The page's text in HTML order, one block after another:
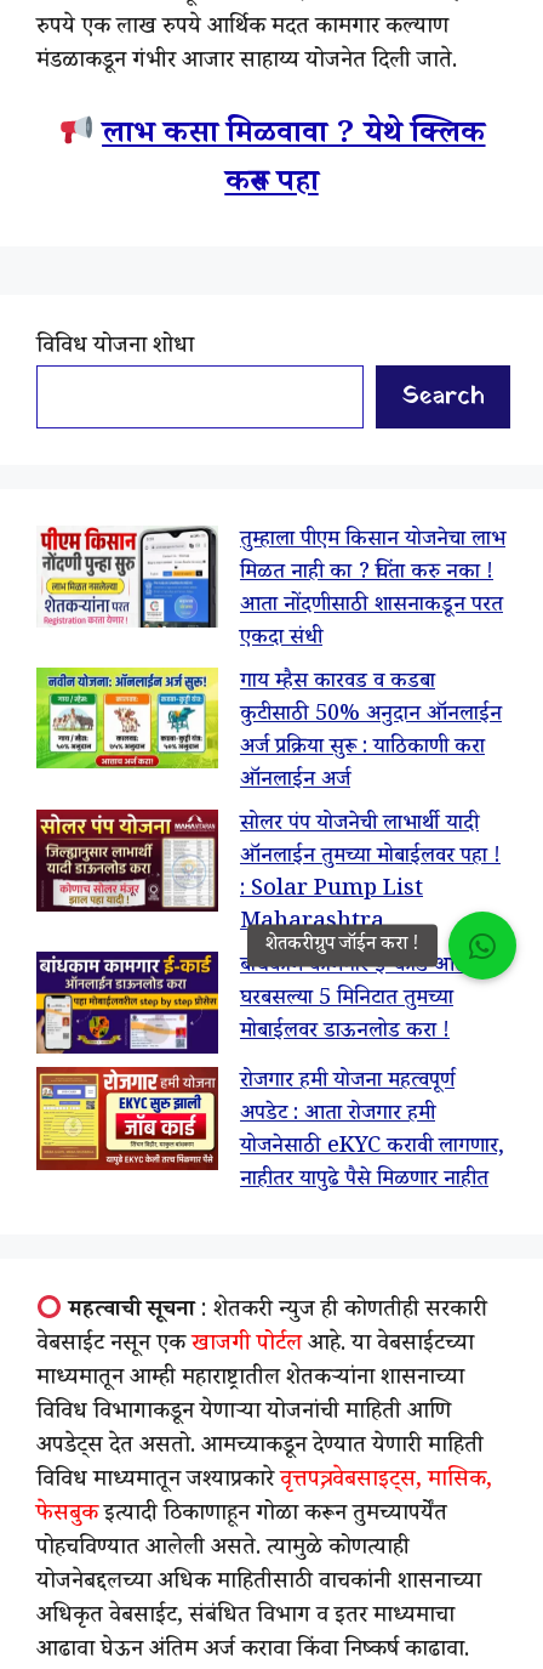
रुपये एक लाख रुपये आर्थिक मदत कामगार कल्याण
मंडळाकडून गंभीर आजार साहाय्य योजनेत दिली जाते.
लाभ कसा मिळवावा ? येथे क्लिक
करून पहा
विविध योजना शोधा
Search
तुम्हाला पीएम किसान योजनेचा लाभ
मिळत नाही का ? चिंता करु नका !
आता नोंदणीसाठी शासनाकडून परत
एकदा संधी
गाय म्हैस कारवड व कडबा
कुटीसाठी 50% अनुदान ऑनलाईन
अर्ज प्रक्रिया सुरू : याठिकाणी करा
ऑनलाईन अर्ज
सोलर पंप योजनेची लाभार्थी यादी
ऑनलाईन तुमच्या मोबाईलवर पहा !
: Solar Pump List
Maharashtra
बांधकाम कामगार ई-कार्ड आता
घरबसल्या 5 मिनिटात तुमच्या
मोबाईलवर डाऊनलोड करा !
रोजगार हमी योजना महत्वपूर्ण
अपडेट : आता रोजगार हमी
योजनेसाठी eKYC करावी लागणार,
नाहीतर यापुढे पैसे मिळणार नाहीत
महत्वाची सूचना: शेतकरी न्युज ही कोणतीही सरकारी
वेबसाईट नसून एकखाजगी पोर्टलआहे. या वेबसाईटच्या
माध्यमातून आम्ही महाराष्ट्रातील शेतकऱ्यांना शासनाच्या
विविध विभागाकडून येणाऱ्या योजनांची माहिती आणि
अपडेट्स देत असतो. आमच्याकडून देण्यात येणारी माहिती
विविध माध्यमातून जश्याप्रकारेवृत्तपत्र, वेबसाइट्स, मासिक,
फेसबुकइत्यादी ठिकाणाहून गोळा करून तुमच्यापर्येंत
पोहचविण्यात आलेली असते. त्यामुळे कोणत्याही
योजनेबद्दलच्या अधिक माहितीसाठी वाचकांनी शासनाच्या
अधिकृत वेबसाईट, संबंधित विभाग व इतर माध्यमाचा
आढावा घेऊन अंतिम अर्ज करावा किंवा निष्कर्ष काढावा.